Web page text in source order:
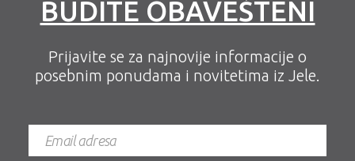
BUDITE OBAVEŠTENI
Prijavite se za najnovije informacije o
posebnim ponudama i novitetima iz Jele.